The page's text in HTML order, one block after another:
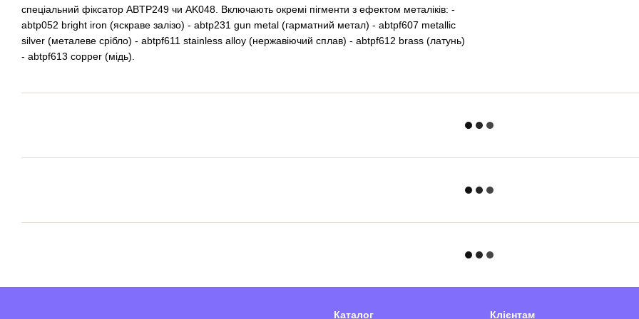
спеціальний фіксатор ABTP249 чи AK048. Включають окремі пігменти з ефектом металіків: -
abtp052 bright iron (яскраве залізо) - abtp231 gun metal (гарматний метал) - abtpf607 metallic
silver (металеве срібло) - abtpf611 stainless alloy (нержавіючий сплав) - abtpf612 brass (латунь)
- abtpf613 copper (мідь).
Каталог Клієнтам